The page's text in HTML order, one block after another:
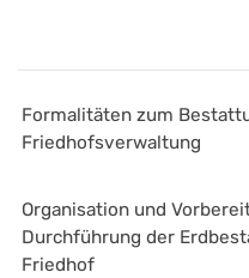
Formalitäten zum
Friedhofsverwaltung
Organisation und
Durchführung der
Friedhof